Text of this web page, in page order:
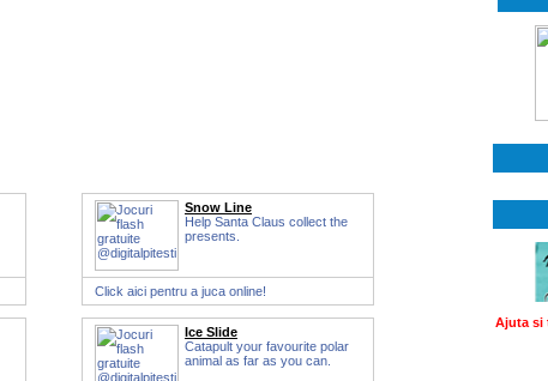
Snow Line
Help Santa Claus collect the
presents.
Click aici pentru a juca online!
Ice Slide
Catapult your favourite polar
animal as far as you can.
Ajuta si